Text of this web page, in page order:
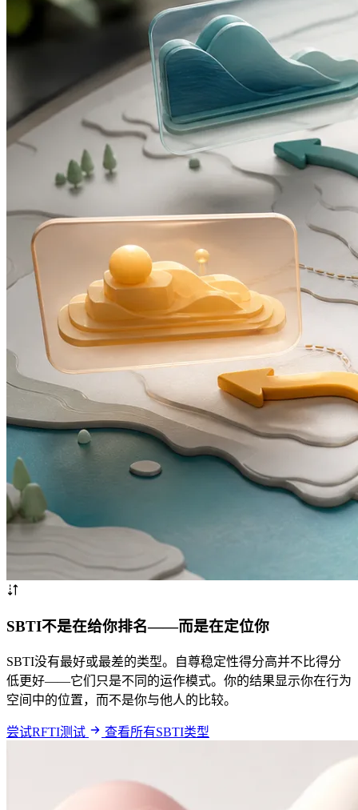
SBTI不是在给你排名——而是在定位你
SBTI没有最好或最差的类型。自尊稳定性得分高并不比得分
低更好——它们只是不同的运作模式。你的结果显示你在行为
空间中的位置，而不是你与他人的比较。
尝试RFTI测试 查看所有SBTI类型